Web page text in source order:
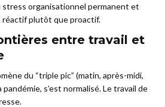
stress organisationnel permanent et
réactif plutôt que proactif.
entre travail et
du “triple pic” (matin, après-midi,
s’est normalisé. Le travail de